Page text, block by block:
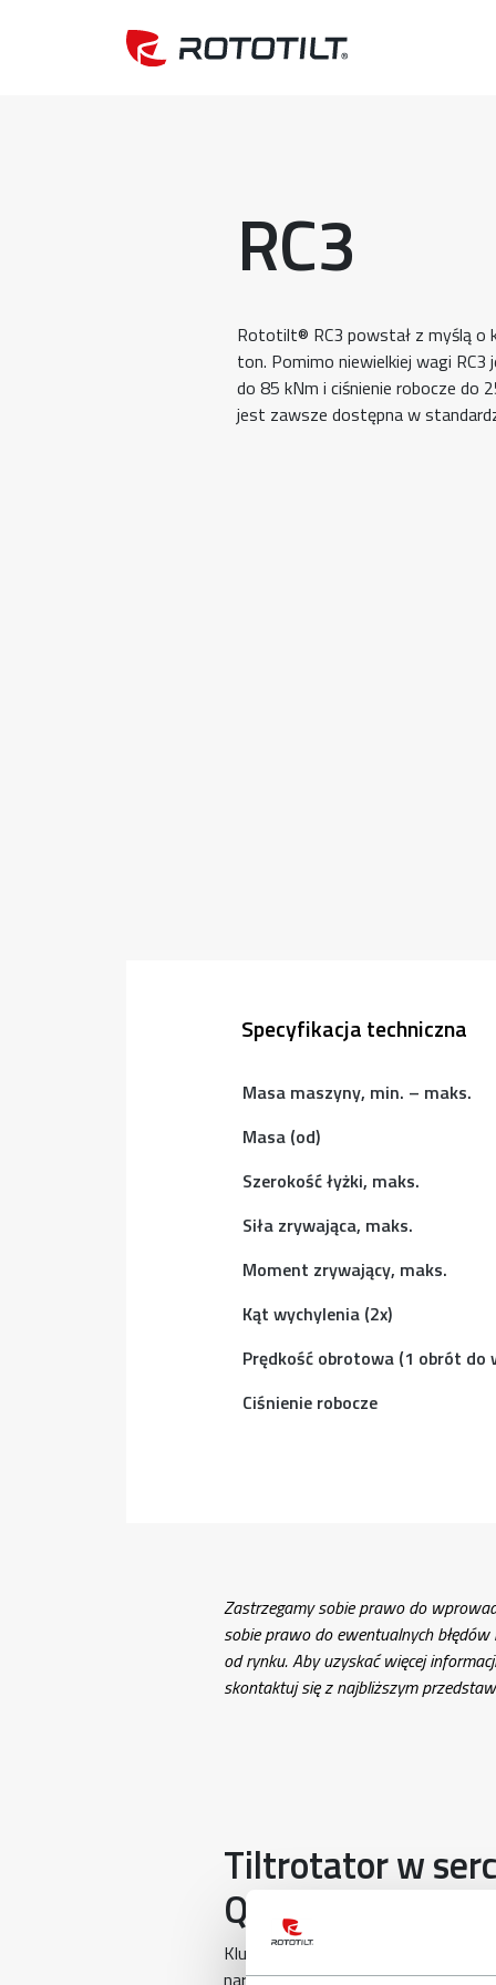
RC3
Rototilt® RC3 powstał z myślą o
ton. Pomimo niewielkiej wagi
do 85 kNm i ciśnienie robocze do
jest zawsze dostępna w
Specyfikacja techniczna
Masa maszyny, min. – maks.
Masa (od)
Szerokość łyżki, maks.
Siła zrywająca, maks.
Moment zrywający, maks.
Kąt wychylenia (2x)
Prędkość obrotowa (1 obrót do
Ciśnienie robocze
Zastrzegamy sobie prawo do
sobie prawo do ewentualnych
od rynku. Aby uzyskać więcej
skontaktuj się z najbliższym
Tiltrotator w
QuickChange™
Kluczową cechą
narzędzi hydraulicznych bez